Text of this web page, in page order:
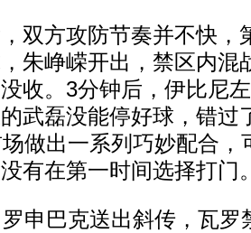
方攻防节奏并不快，
朱峥嵘开出，禁区内混
收。3分钟后，伊比尼
武磊没能停好球，错过
做出一系列巧妙配合，
有在第一时间选择打门
巴克送出斜传，瓦罗